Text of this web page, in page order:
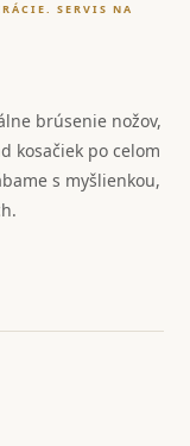
SERVIS NA
brúsenie nožov,
kosačiek po celom
s myšlienkou,